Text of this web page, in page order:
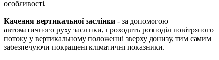
особливості.
Качення вертикальної заслінки - за допомогою
автоматичного руху заслінки, проходить розподіл повітряного
потоку у вертикальному положенні зверху донизу, тим самим
забезпечуючи покращені кліматичні показники.